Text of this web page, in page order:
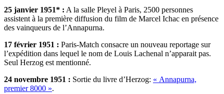
25 janvier 1951* : A la salle Pleyel à Paris, 2500 personnes
assistent à la première diffusion du film de Marcel Ichac en présence
des vainqueurs de l’Annapurna.
17 février 1951 : Paris-Match consacre un nouveau reportage sur
l’expédition dans lequel le nom de Louis Lachenal n’apparait pas.
Seul Herzog est mentionné.
24 novembre 1951 : Sortie du livre d’Herzog: « Annapurna,
premier 8000 ».